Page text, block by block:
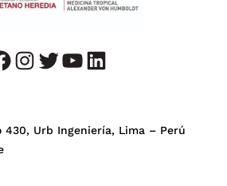
instagram twitter youtube LinkedIn
430, Urb Ingeniería, Lima – Perú